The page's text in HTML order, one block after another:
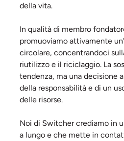
della vita.
In qualità di membro
promuoviamo attivamente
circolare, concentrandoci
riutilizzo e il riciclaggio. La
tendenza, ma una decisione
della responsabilità e di un
delle risorse.
Noi di Switcher crediamo in
a lungo e che mette in